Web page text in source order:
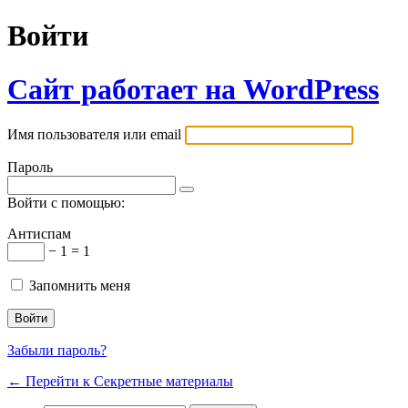
Войти
Сайт работает на WordPress
Имя пользователя или email
Пароль
Войти с помощью:
Антиспам
− 1 = 1
Запомнить меня
Забыли пароль?
← Перейти к Секретные материалы